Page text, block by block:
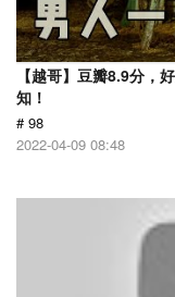
【越哥】豆瓣8.9分，
知！
# 98
2022-04-09 08:48